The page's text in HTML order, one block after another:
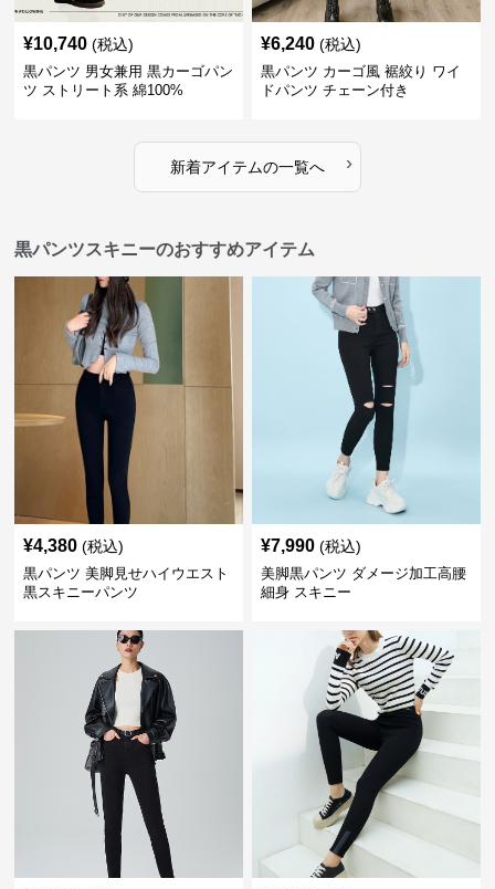
¥10,740 (税込)
黒パンツ 男女兼用 黒カーゴパン
ツ ストリート系 綿100%
¥6,240 (税込)
黒パンツ カーゴ風 裾絞り ワイ
ドパンツ チェーン付き
新着アイテムの一覧へ ›
黒パンツスキニーのおすすめアイテム
¥4,380 (税込)
黒パンツ 美脚見せハイウエスト
黒スキニーパンツ
¥7,990 (税込)
美脚黒パンツ ダメージ加工高腰
細身 スキニー